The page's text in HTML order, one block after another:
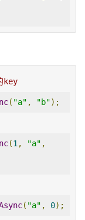
key
( "a" , "b");
(1 , "a" ,
( "a" , 0);